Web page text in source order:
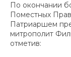
По окончании
Поместных
Патриаршем
митрополит
отметив: